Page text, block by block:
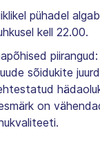
pühadel
kell 22.00.
sõidukite
on